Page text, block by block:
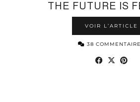
THE FUTURE IS
VOIR L’ARTICLE
38